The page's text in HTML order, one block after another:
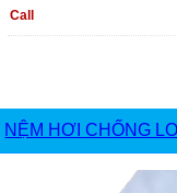
Call
NỆM HƠI CHỐNG